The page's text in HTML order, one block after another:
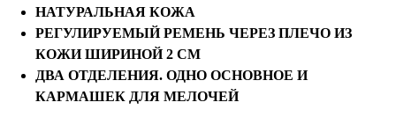
НАТУРАЛЬНАЯ КОЖА
РЕГУЛИРУЕМЫЙ РЕМЕНЬ ЧЕРЕЗ ПЛЕЧО ИЗ
КОЖИ ШИРИНОЙ 2 СМ
ДВА ОТДЕЛЕНИЯ. ОДНО ОСНОВНОЕ И
КАРМАШЕК ДЛЯ МЕЛОЧЕЙ